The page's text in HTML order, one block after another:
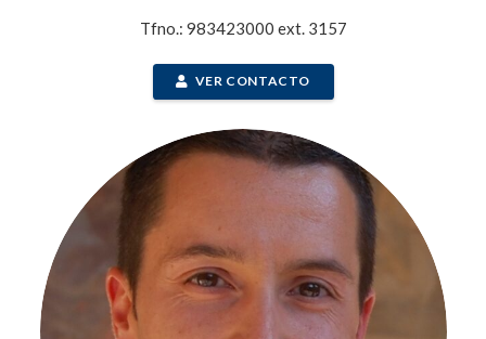
Tfno.: 983423000 ext. 3157
VER CONTACTO